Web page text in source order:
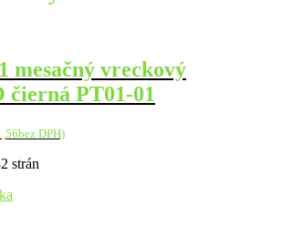
mesačný vreckový
čierná PT01-01
bez DPH)
strán